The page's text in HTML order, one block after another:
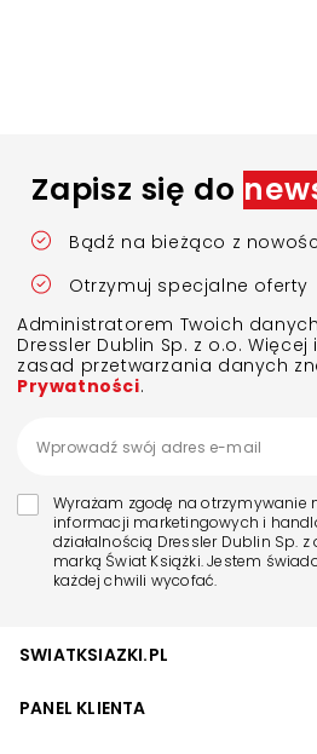
Zapisz się do
Bądź na bieżąco z
Otrzymuj specjalne oferty
Administratorem Twoich
Dressler Dublin Sp. z o.o.
zasad przetwarzania danych
Prywatności.
Wyrażam zgodę na otrzymywanie
informacji marketingowych i
działalnością Dressler Dublin Sp. z
marką Świat Książki. Jestem
każdej chwili wycofać.
SWIATKSIAZKI.PL
PANEL KLIENTA